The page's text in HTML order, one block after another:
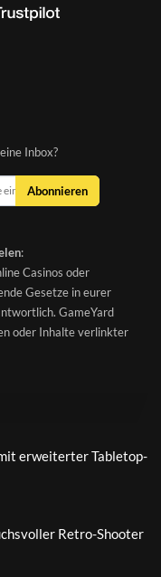
Inbox?
Abonnieren
:
Casinos oder
Gesetze in eurer
GameYard
oder Inhalte verlinkter
erweiterter Tabletop-
Retro-Shooter